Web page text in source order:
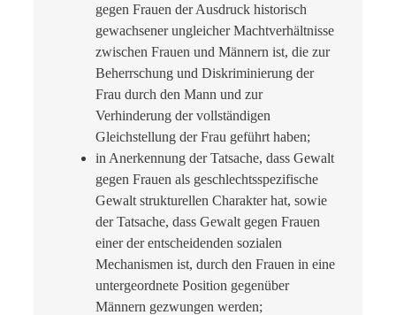
gegen Frauen der Ausdruck historisch
gewachsener ungleicher Machtverhältnisse
zwischen Frauen und Männern ist, die zur
Beherrschung und Diskriminierung der
Frau durch den Mann und zur
Verhinderung der vollständigen
Gleichstellung der Frau geführt haben;
in Anerkennung der Tatsache, dass Gewalt
gegen Frauen als geschlechtsspezifische
Gewalt strukturellen Charakter hat, sowie
der Tatsache, dass Gewalt gegen Frauen
einer der entscheidenden sozialen
Mechanismen ist, durch den Frauen in eine
untergeordnete Position gegenüber
Männern gezwungen werden;